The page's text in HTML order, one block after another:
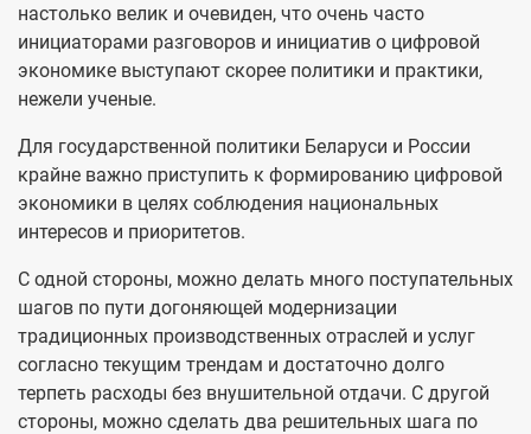
настолько велик и очевиден, что очень часто
инициаторами разговоров и инициатив о цифровой
экономике выступают скорее политики и практики,
нежели ученые.
Для государственной политики Беларуси и России
крайне важно приступить к формированию цифровой
экономики в целях соблюдения национальных
интересов и приоритетов.
С одной стороны, можно делать много поступательных
шагов по пути догоняющей модернизации
традиционных производственных отраслей и услуг
согласно текущим трендам и достаточно долго
терпеть расходы без внушительной отдачи. С другой
стороны, можно сделать два решительных шага по